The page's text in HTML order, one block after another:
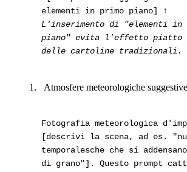
elementi in primo piano]
↑
L'inserimento di "elementi in
piano" evita l'effetto piatto
delle cartoline tradizionali.
Atmosfere meteorologiche suggestive
Fotografia meteorologica
[descrivi la scena, ad es.
temporalesche che si
di grano"]. Questo prompt